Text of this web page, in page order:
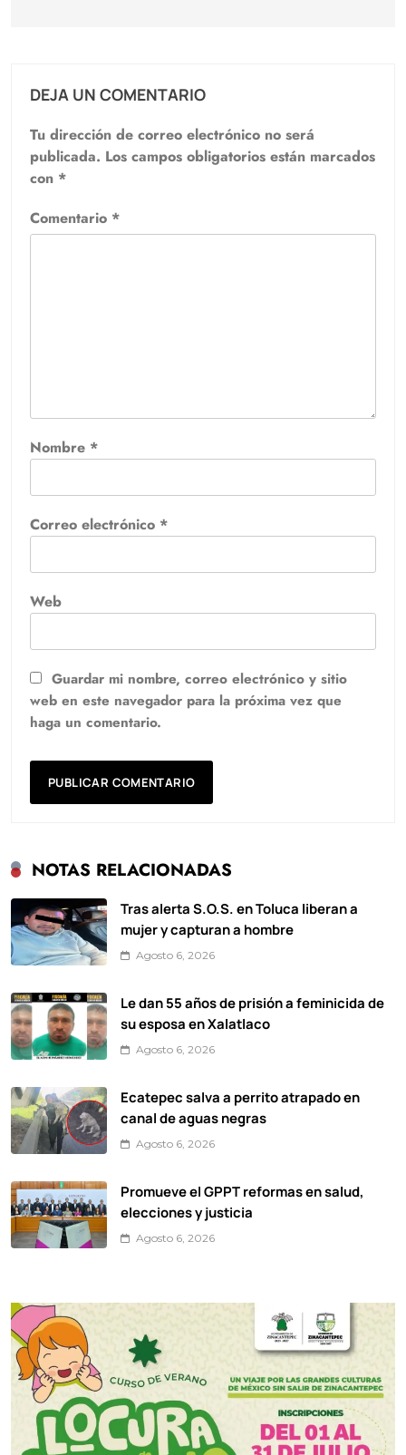
DEJA UN COMENTARIO
Tu dirección de correo electrónico no será
publicada. Los campos obligatorios están marcados
con *
Comentario *
Nombre *
Correo electrónico *
Web
Guardar mi nombre, correo electrónico y sitio
web en este navegador para la próxima vez que
haga un comentario.
NOTAS RELACIONADAS
Tras alerta S.O.S. en Toluca liberan a
mujer y capturan a hombre
Agosto 6, 2026
Le dan 55 años de prisión a feminicida de
su esposa en Xalatlaco
Agosto 6, 2026
Ecatepec salva a perrito atrapado en
canal de aguas negras
Agosto 6, 2026
Promueve el GPPT reformas en salud,
elecciones y justicia
Agosto 6, 2026